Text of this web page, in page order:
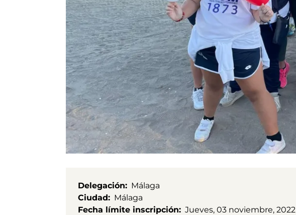
Delegación
Málaga
Ciudad
Málaga
Fecha límite inscripción
Jueves, 03 noviembre, 2022